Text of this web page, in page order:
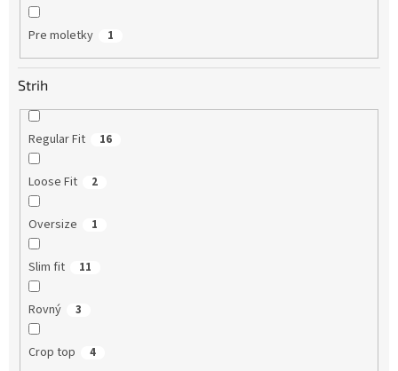
Pre moletky 1
Strih
Regular Fit 16
Loose Fit 2
Oversize 1
Slim fit 11
Rovný 3
Crop top 4